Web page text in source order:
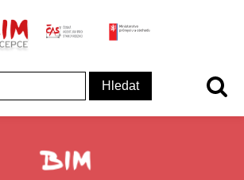
Koncepce BIM - logo
ČAS - logo